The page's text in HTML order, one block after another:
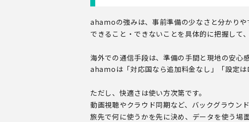
ahamoの強みは、事前準備の少なさと分かりや
できること・できないことを具体的に把握して
海外での通信手段は、準備の手間と現地の安心
ahamoは「対応国なら追加料金なし」「設定は
ただし、快適さは使い方次第です。
動画視聴やクラウド同期など、バックグラウン
旅先で何に使うかを先に決め、データを使う場